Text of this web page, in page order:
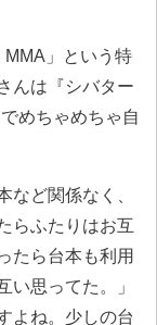
」という特
んは『シバター
めちゃめちゃ自
など関係なく、
らふたりはお互
たら台本も利用
い思ってた。」
よね。少しの台